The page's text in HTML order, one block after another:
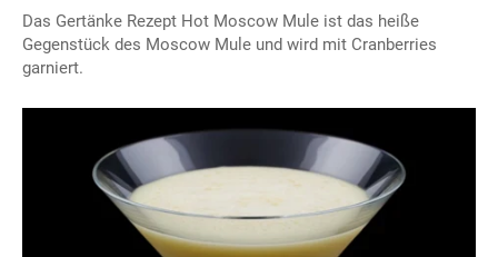
Das Gertänke Rezept Hot Moscow Mule ist das heiße
Gegenstück des Moscow Mule und wird mit Cranberries
garniert.